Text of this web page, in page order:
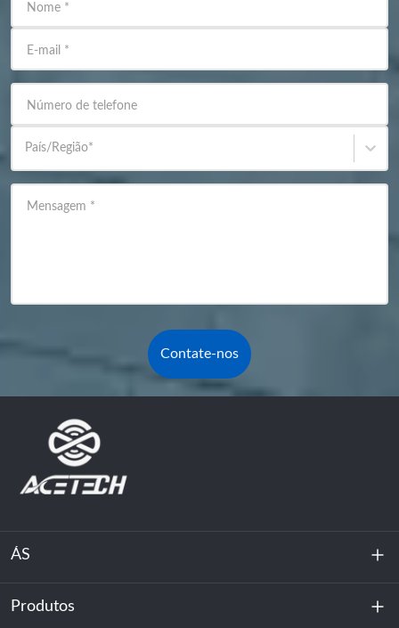
Nome *
E-mail *
Número de telefone
País/Região*
Mensagem *
Contate-nos
ÁS
Sobre nós
Produtos